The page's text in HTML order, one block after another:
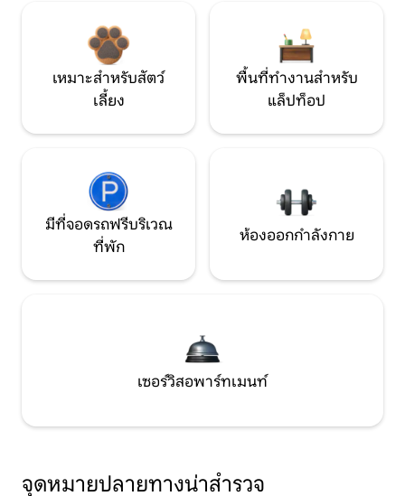
เหมาะสำหรับสัตว์
เลี้ยง
พื้นที่ทำงานสำหรับ
แล็ปท็อป
มีที่จอดรถฟรีบริเวณ
ที่พัก
ห้องออกกำลังกาย
เซอร์วิสอพาร์ทเมนท์
จุดหมายปลายทางน่าสำรวจ